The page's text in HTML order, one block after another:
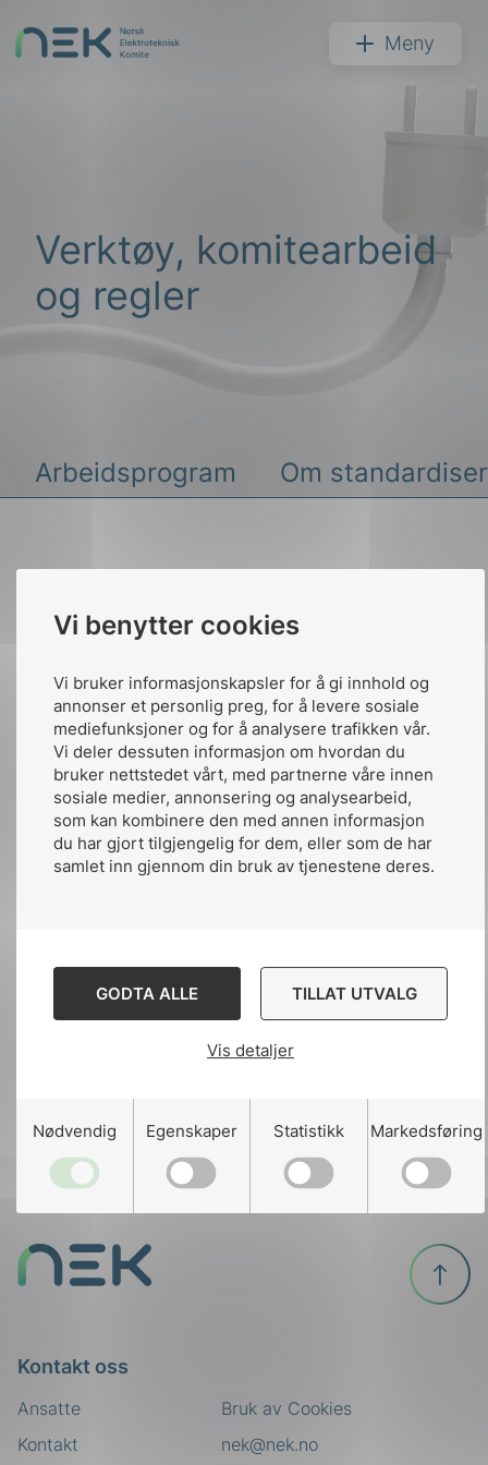
Vi benytter cookies
Vi bruker informasjonskapsler for å gi innhold og
annonser et personlig preg, for å levere sosiale
mediefunksjoner og for å analysere trafikken vår.
Vi deler dessuten informasjon om hvordan du
bruker nettstedet vårt, med partnerne våre innen
sosiale medier, annonsering og analysearbeid,
som kan kombinere den med annen informasjon
du har gjort tilgjengelig for dem, eller som de har
samlet inn gjennom din bruk av tjenestene deres.
GODTA ALLE TILLAT UTVALG
Vis detaljer
Nødvendig Egenskaper Statistikk Markedsføring
innhold
NEK Meny
Verktøy, komitearbeid
og regler
Arbeidsprogram Om
Lorem ipsum dolor sit amet, consectetur
adipiscing elit. In auctor, arcu et malesuada
sollicitudin, lectus erat ultricies eros, eget
Kontakt oss
Ansatte
nek@nek.no
Kontakt
Bruk av Cookies
Til
toppen